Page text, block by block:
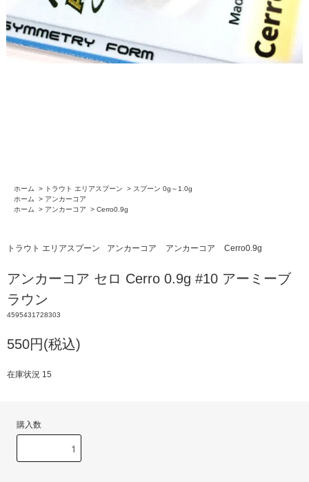
ホーム > トラウト エリアスプーン > スプーン 0g～1.0g
ホーム
> アンカーコア
ホーム
> アンカーコア > Cerro0.9g
トラウト エリアスプーン アンカーコア アンカーコア Cerro0.9g
アンカーコア セロ Cerro 0.9g #10 アーミーブ
ラウン
4595431728303
550円(税込)
在庫状況 15
購入数